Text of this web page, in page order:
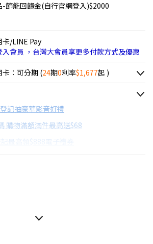
-節能回饋金(自行官網登入)$2000
卡/LINE Pay
入會員 ，台灣大會員享更多付款方式及優惠
卡：可分期 (24期0利率$1,677起 )
利率，請以購物車顯示為主
每期金額 配合銀行/業者
記抽豪華影音好禮
購物滿額滿件最高送$68
最高領$888電子禮券
Possible聯名卡滿額最高回饋25%